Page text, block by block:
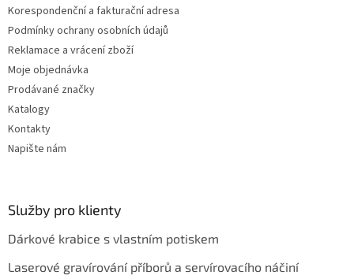
s
Korespondenční a fakturační adresa
Podmínky ochrany osobních údajů
Reklamace a vrácení zboží
Moje objednávka
Prodávané značky
Katalogy
Kontakty
Napište nám
Služby pro klienty
Dárkové krabice s vlastním potiskem
Laserové gravírování příborů a servírovacího náčiní